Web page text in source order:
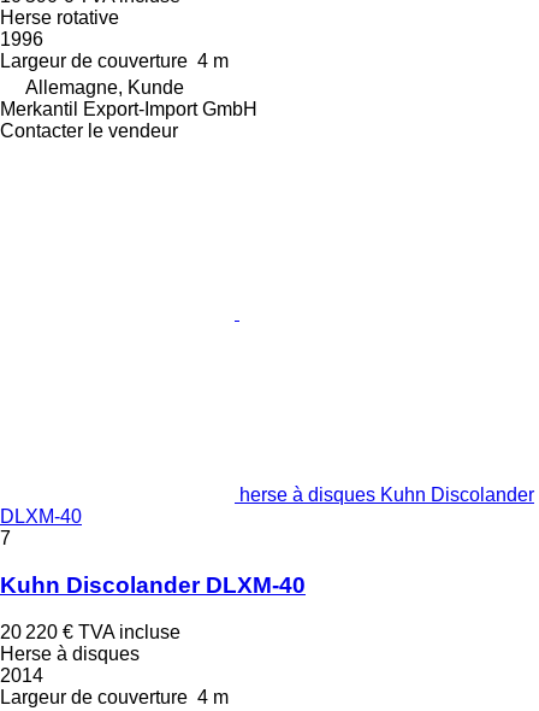
Herse rotative
1996
Largeur de couverture 4 m
Allemagne, Kunde
Merkantil Export-Import GmbH
Contacter le vendeur
herse à disques Kuhn Discolander
DLXM-40
7
Kuhn Discolander DLXM-40
20 220 € TVA incluse
Herse à disques
2014
Largeur de couverture 4 m